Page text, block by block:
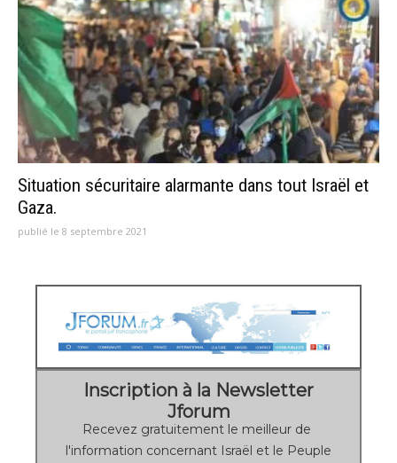
Situation sécuritaire alarmante dans tout Israël et
Gaza.
publié le 8 septembre 2021
Inscription à la Newsletter
Jforum
Recevez gratuitement le meilleur de
l'information concernant Israël et le Peuple